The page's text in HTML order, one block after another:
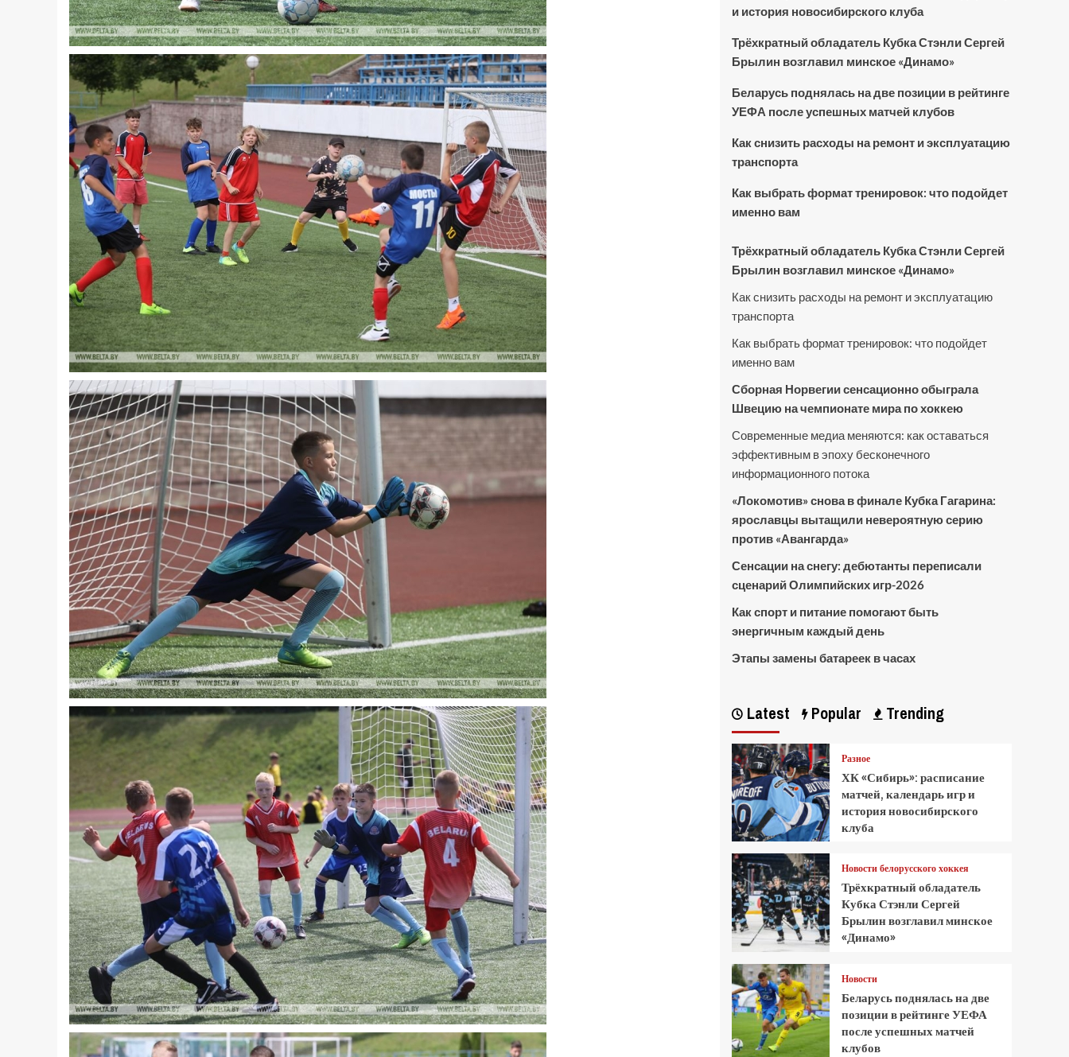
и история новосибирского клуба
Трёхкратный обладатель Кубка Стэнли Сергей
Брылин возглавил минское «Динамо»
Беларусь поднялась на две позиции в рейтинге
УЕФА после успешных матчей клубов
Как снизить расходы на ремонт и эксплуатацию
транспорта
Как выбрать формат тренировок: что подойдет
именно вам
Трёхкратный обладатель Кубка Стэнли Сергей
Брылин возглавил минское «Динамо»
Как снизить расходы на ремонт и эксплуатацию
транспорта
Как выбрать формат тренировок: что подойдет
именно вам
Сборная Норвегии сенсационно обыграла
Швецию на чемпионате мира по хоккею
Современные медиа меняются: как оставаться
эффективным в эпоху бесконечного
информационного потока
«Локомотив» снова в финале Кубка Гагарина:
ярославцы вытащили невероятную серию
против «Авангарда»
Сенсации на снегу: дебютанты переписали
сценарий Олимпийских игр-2026
Как спорт и питание помогают быть
энергичным каждый день
Этапы замены батареек в часах
Latest Popular Trending
Разное
ХК «Сибирь»: расписание
матчей, календарь игр и
история новосибирского
клуба
Новости белорусского хоккея
Трёхкратный обладатель
Кубка Стэнли Сергей
Брылин возглавил минское
«Динамо»
Новости
Беларусь поднялась на две
позиции в рейтинге УЕФА
после успешных матчей
клубов